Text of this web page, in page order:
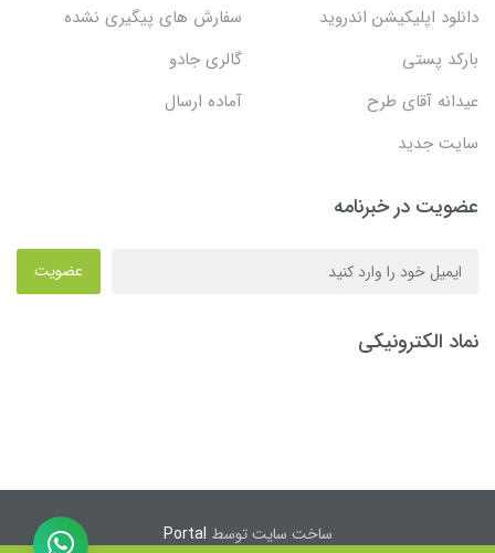
دانلود اپلیکیشن اندروید
سفارش های پیگیری نشده
بارکد پستی
گالری جادو
عیدانه آقای طرح
آماده ارسال
سایت جدید
عضویت در خبرنامه
عضویت
نماد الکترونیکی
ساخت سایت توسط Portal